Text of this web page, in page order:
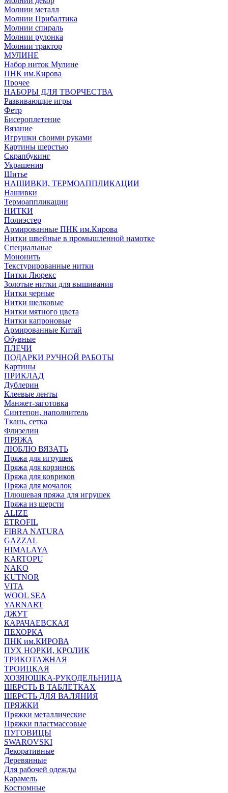
Молнии металл
Молнии Прибалтика
Молнии спираль
Молнии рулонка
Молнии трактор
МУЛИНЕ
Набор ниток Мулине
ПНК им.Кирова
Прочее
НАБОРЫ ДЛЯ ТВОРЧЕСТВА
Развивающие игры
Фетр
Бисероплетение
Вязание
Игрушки своими руками
Картины шерстью
Скрапбукинг
Украшения
Шитье
НАШИВКИ, ТЕРМОАППЛИКАЦИИ
Нашивки
Термоаппликации
НИТКИ
Полиэстер
Армированные ПНК им.Кирова
Нитки швейные в промышленной намотке
Специальные
Мононить
Текстурированные нитки
Нитки Люрекс
Золотые нитки для вышивания
Нитки черные
Нитки шелковые
Нитки мятного цвета
Нитки капроновые
Армированные Китай
Обувные
ПЛЕЧИ
ПОДАРКИ РУЧНОЙ РАБОТЫ
Картины
ПРИКЛАД
Дублерин
Клеевые ленты
Манжет-заготовка
Синтепон, наполнитель
Ткань, сетка
Флизелин
ПРЯЖА
ЛЮБЛЮ ВЯЗАТЬ
Пряжа для игрушек
Пряжа для корзинок
Пряжа для ковриков
Пряжа для мочалок
Плюшевая пряжа для игрушек
Пряжа из шерсти
ALIZE
ETROFIL
FIBRA NATURA
GAZZAL
HIMALAYA
KARTOPU
NAKO
KUTNOR
VITA
WOOL SEA
YARNART
ДЖУТ
КАРАЧАЕВСКАЯ
ПЕХОРКА
ПНК им.КИРОВА
ПУХ НОРКИ, КРОЛИК
ТРИКОТАЖНАЯ
ТРОИЦКАЯ
ХОЗЯЮШКА-РУКОДЕЛЬНИЦА
ШЕРСТЬ В ТАБЛЕТКАХ
ШЕРСТЬ ДЛЯ ВАЛЯНИЯ
ПРЯЖКИ
Пряжки металлические
Пряжки пластмассовые
ПУГОВИЦЫ
SWAROVSKI
Декоративные
Деревянные
Для рабочей одежды
Карамель
Костюмные